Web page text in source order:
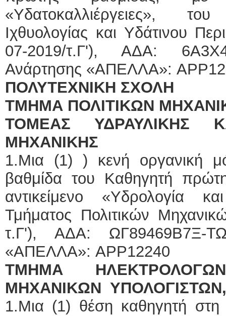
«Υδατοκαλλιέργειες»,
Ιχθυολογίας και Υδάτινου
07-2019/τ.Γ'), ΑΔΑ:
Ανάρτησης «ΑΠΕΛΛΑ»:
ΠΟΛΥΤΕΧΝΙΚΗ ΣΧΟΛΗ
ΤΜΗΜΑ ΠΟΛΙΤΙΚΩΝ
ΤΟΜΕΑΣ ΥΔΡΑΥΛΙΚΗΣ
ΜΗΧΑΝΙΚΗΣ
1.Μια (1) ) κενή οργανική
βαθμίδα του Καθηγητή
αντικείμενο «Υδρολογία
Τμήματος Πολιτικών
τ.Γ'), ΑΔΑ: ΩΓ89469Β7Ξ-
«ΑΠΕΛΛΑ»: APP12240
ΤΜΗΜΑ
ΜΗΧΑΝΙΚΩΝ ΥΠΟΛΟΓΙΣΤΩΝ,
1.Μια (1) θέση καθηγητή